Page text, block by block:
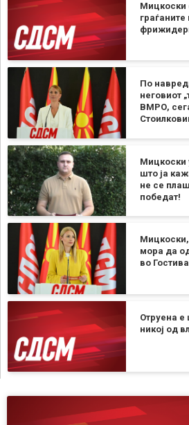
Мицкоски
граѓаните
По
неговиот
ВМРО,
Мицкоски
што ја
не се
победат!
мора да
во
Отруена е
никој од